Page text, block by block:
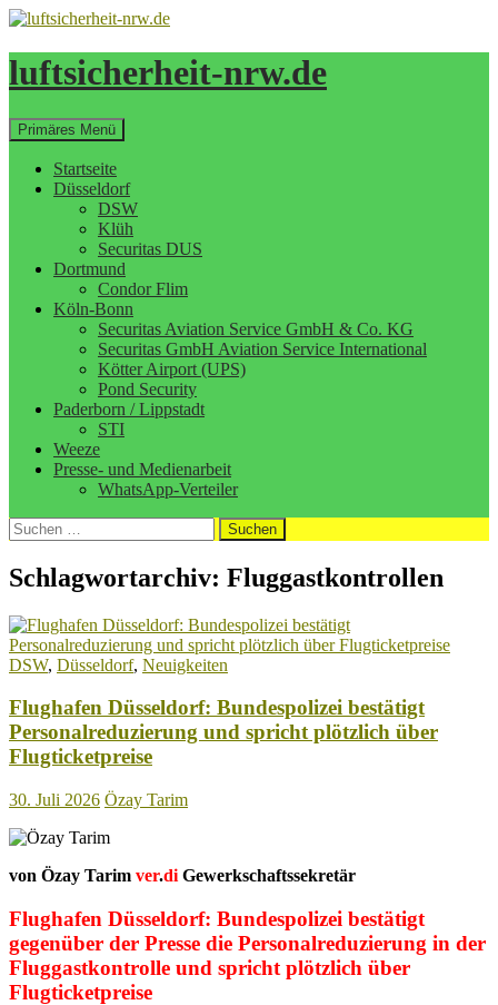
Zum
springen
luftsicherheit-nrw.de
Suchen
Primäres Menü
Startseite
Düsseldorf
DSW
Klüh
Securitas DUS
Dortmund
Condor Flim
Köln-Bonn
Securitas Aviation Service GmbH & Co. KG
Securitas GmbH Aviation Service International
Kötter Airport (UPS)
Pond Security
Paderborn / Lippstadt
STI
Weeze
Presse- und Medienarbeit
WhatsApp-Verteiler
Suchen
nach:
Schlagwortarchiv: Fluggastkontrollen
DSW, Düsseldorf, Neuigkeiten
Flughafen Düsseldorf: Bundespolizei bestätigt
Personalreduzierung und spricht plötzlich über
Flugticketpreise
30. Juli 2026 Özay Tarim
von Özay Tarim ver.di Gewerkschaftssekretär
Flughafen Düsseldorf: Bundespolizei bestätigt
gegenüber der Presse die Personalreduzierung in der
Fluggastkontrolle und spricht plötzlich über
Flugticketpreise